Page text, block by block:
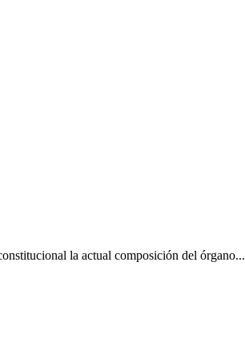
Tag
la actual composición del órgano...